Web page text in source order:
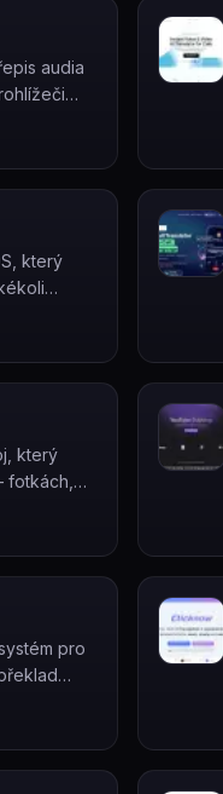
audia
který
nebo
který
fotkách,
– do
pro
s